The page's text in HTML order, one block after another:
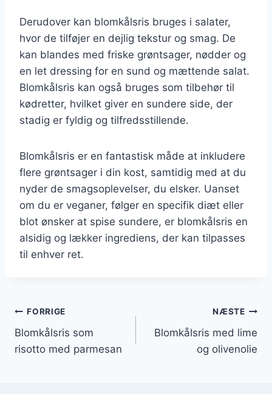
Derudover kan blomkålsris bruges i salater,
hvor de tilføjer en dejlig tekstur og smag. De
kan blandes med friske grøntsager, nødder og
en let dressing for en sund og mættende salat.
Blomkålsris kan også bruges som tilbehør til
kødretter, hvilket giver en sundere side, der
stadig er fyldig og tilfredsstillende.
Blomkålsris er en fantastisk måde at inkludere
flere grøntsager i din kost, samtidig med at du
nyder de smagsoplevelser, du elsker. Uanset
om du er veganer, følger en specifik diæt eller
blot ønsker at spise sundere, er blomkålsris en
alsidig og lækker ingrediens, der kan tilpasses
til enhver ret.
Indlægsnavigation
FORRIGE
Blomkålsris som
risotto med parmesan
NÆSTE
Blomkålsris med lime
og olivenolie